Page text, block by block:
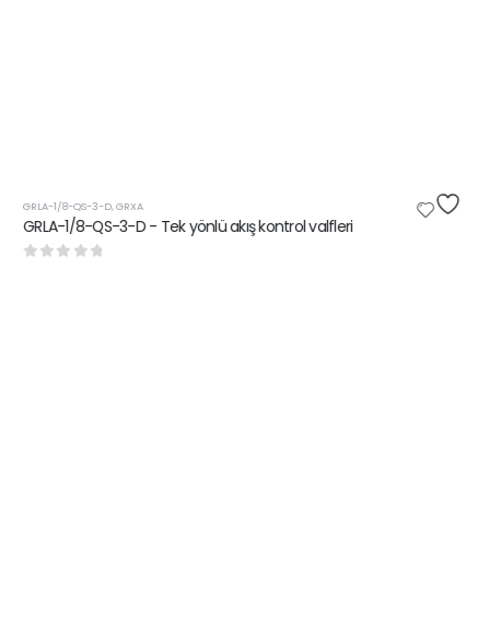
GRLA-1/8-QS-3-D,GRXA
GRLA-1/8-QS-3-D - Tek yönlü akış kontrol valfleri